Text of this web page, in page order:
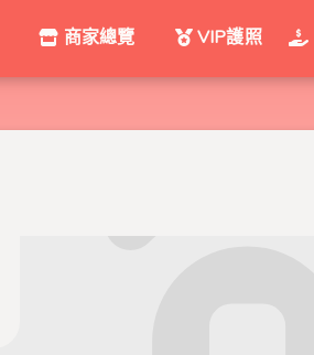
商家總覽 VIP護照